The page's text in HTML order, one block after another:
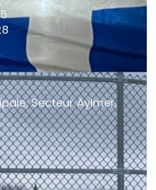
Secteur Aylmer,